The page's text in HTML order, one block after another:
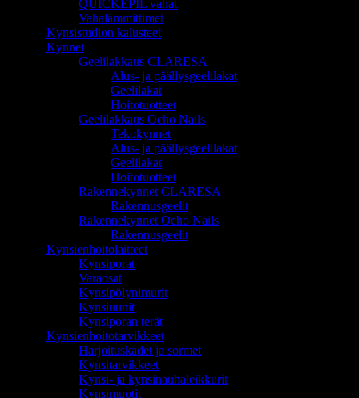
QUICKEPIL vahat
Vahalämmittimet
Kynsistudion kalusteet
Kynnet
Geelilakkaus CLARESA
Alus- ja päällysgeelilakat
Geelilakat
Hoitotuotteet
Geelilakkaus Ocho Nails
Tekokynnet
Alus- ja päällysgeelilakat
Geelilakat
Hoitotuotteet
Rakennekynnet CLARESA
Rakennusgeelit
Rakennekynnet Ocho Nails
Rakennusgeelit
Kynsienhoitolaitteet
Kynsiporat
Varaosat
Kynsipölynimurit
Kynsiuunit
Kynsiporan terät
Kynsienhoitotarvikkeet
Harjoituskädet ja sormet
Kynsitarvikkeet
Kynsi- ja kynsinauhaleikkurit
Kynsimuotit